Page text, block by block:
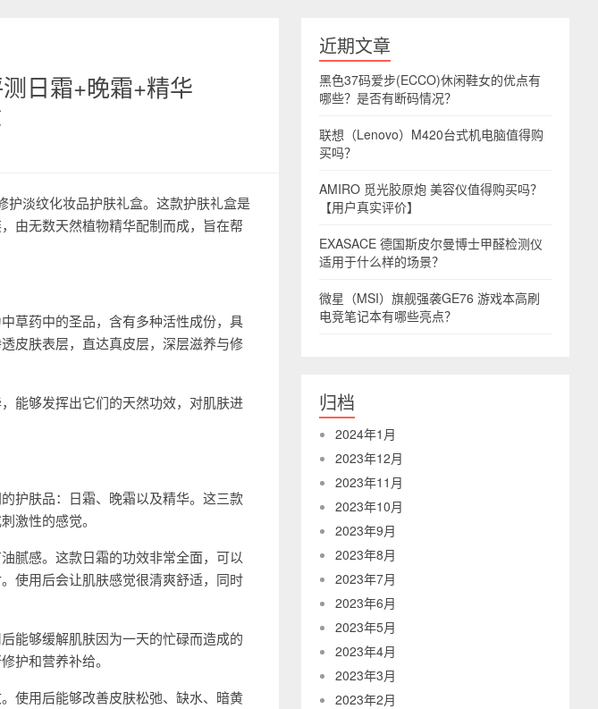
日霜+晚霜+精华
护淡纹化妆品护肤礼盒。这款护肤礼盒是
由无数天然植物精华配制而成，旨在帮
草药中的圣品，含有多种活性成份，具
皮肤表层，直达真皮层，深层滋养与修
能够发挥出它们的天然功效，对肌肤进
护肤品：日霜、晚霜以及精华。这三款
激性的感觉。
腻感。这款日霜的功效非常全面，可以
使用后会让肌肤感觉很清爽舒适，同时
能够缓解肌肤因为一天的忙碌而造成的
护和营养补给。
使用后能够改善皮肤松弛、缺水、暗黄
近期文章
黑色37码爱步(ECCO)休闲鞋女的优点有
哪些？是否有断码情况？
联想（Lenovo）M420台式机电脑值得购
买吗？
AMIRO 觅光胶原炮 美容仪值得购买吗？
【用户真实评价】
EXASACE 德国斯皮尔曼博士甲醛检测仪
适用于什么样的场景？
微星（MSI）旗舰强袭GE76 游戏本高刷
电竞笔记本有哪些亮点？
归档
2024年1月
2023年12月
2023年11月
2023年10月
2023年9月
2023年8月
2023年7月
2023年6月
2023年5月
2023年4月
2023年3月
2023年2月